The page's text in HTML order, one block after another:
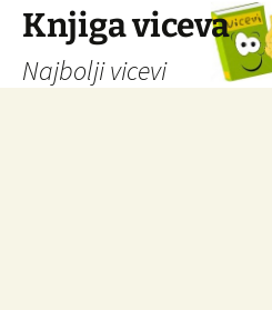
Knjiga viceva
Najbolji vicevi